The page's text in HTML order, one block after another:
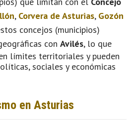
, Corvera de Asturias, Gozón
concejos (municipios)
con Avilés, lo que
límites territoriales y pueden
sociales y económicas